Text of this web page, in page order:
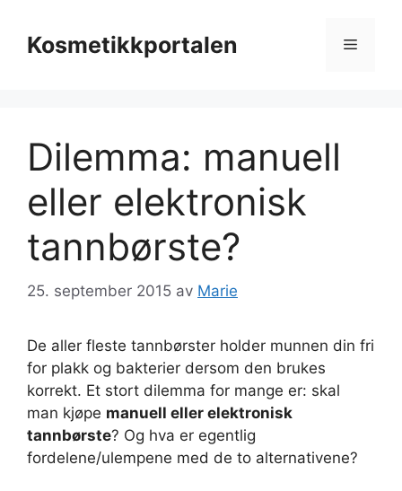
innholdKosmetikkportalen Meny
Dilemma: manuell
eller elektronisk
tannbørste?
25. september 2015 av Marie
De aller fleste tannbørster holder munnen din fri
for plakk og bakterier dersom den brukes
korrekt. Et stort dilemma for mange er: skal
man kjøpe manuell eller elektronisk
tannbørste? Og hva er egentlig
fordelene/ulempene med de to alternativene?